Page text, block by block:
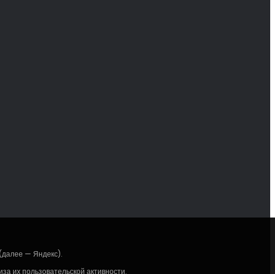
— Яндекс).
их пользовательской активности.